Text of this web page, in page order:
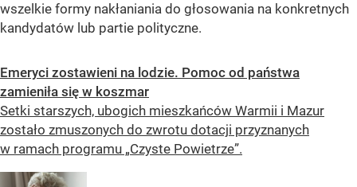
wszelkie formy nakłaniania do głosowania na konkretnych
kandydatów lub partie polityczne.
Emeryci zostawieni na lodzie. Pomoc od państwa
zamieniła się w koszmar
Setki starszych, ubogich mieszkańców Warmii i Mazur
zostało zmuszonych do zwrotu dotacji przyznanych
w ramach programu „Czyste Powietrze”.